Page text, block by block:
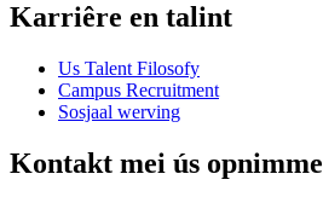
Karriêre en talint
Us Talent Filosofy
Campus Recruitment
Sosjaal werving
Kontakt mei ús opnimme